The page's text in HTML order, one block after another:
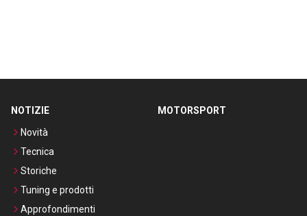
NOTIZIE
Novità
Tecnica
Storiche
Tuning e prodotti
Approfondimenti
MOTORSPORT